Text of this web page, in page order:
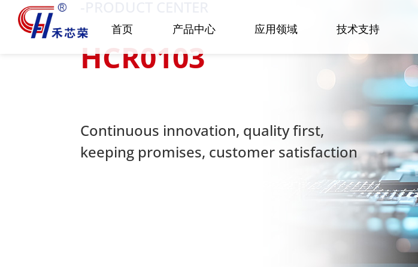
首页 产品中心 应用领域 技术支持
HCR0103
Continuous innovation, quality first,
keeping promises, customer satisfaction